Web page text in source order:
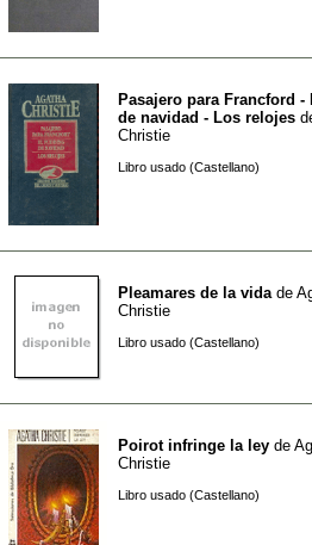
Pasajero para Francford
de navidad - Los relojes
Christie
Libro usado (Castellano)
Pleamares de la vida de
Christie
Libro usado (Castellano)
Poirot infringe la ley de
Christie
Libro usado (Castellano)